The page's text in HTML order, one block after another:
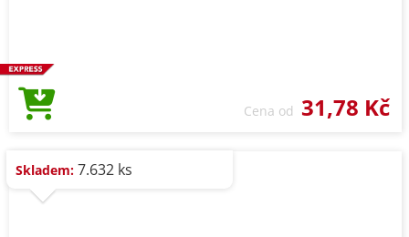
Cena od 31,78 Kč
Skladem: 7.632 ks